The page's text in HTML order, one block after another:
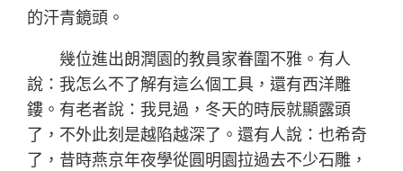
的汗青鏡頭。
幾位進出朗潤園的教員家眷圍不雅。有人
說：我怎么不了解有這么個工具，還有西洋雕
鏤。有老者說：我見過，冬天的時辰就顯露頭
了，不外此刻是越陷越深了。還有人說：也希奇
了，昔時燕京年夜學從圓明園拉過去不少石雕，